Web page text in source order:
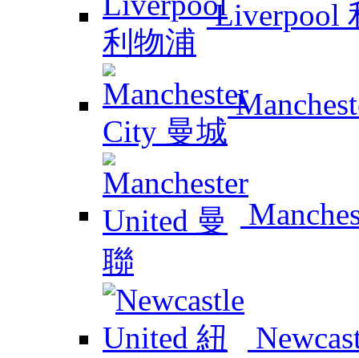
Liverpool